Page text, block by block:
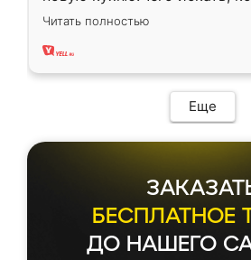
вполне довольна. Служит
два года, нареканий нет.
Читать полностью
Еще
БЕСПЛАТНОЕ
ДО НАШЕГО